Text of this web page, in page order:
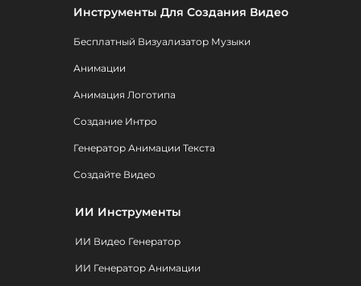
Инструменты Для Создания Видео
Бесплатный Визуализатор Музыки
Анимации
Анимация Логотипа
Создание Интро
Генератор Анимации Текста
Создайте Видео
ИИ Инструменты
ИИ Видео Генератор
ИИ Генератор Анимации